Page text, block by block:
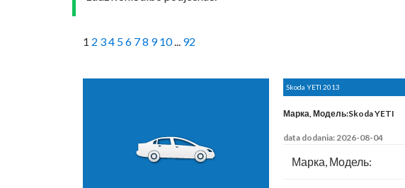
1 2 34 56 78 9 10... 92
Skoda YETI 2013
Марка, Модель:Skoda YETI
data dodania: 2026-08-04
Марка, Модель: